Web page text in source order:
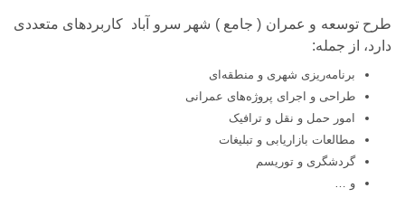
طرح توسعه و عمران ( جامع ) شهر سرو آباد کاربردهای متعددی
دارد، از جمله:
برنامه‌ریزی شهری و منطقه‌ای
طراحی و اجرای پروژه‌های عمرانی
امور حمل و نقل و ترافیک
مطالعات بازاریابی و تبلیغات
گردشگری و توریسم
و …